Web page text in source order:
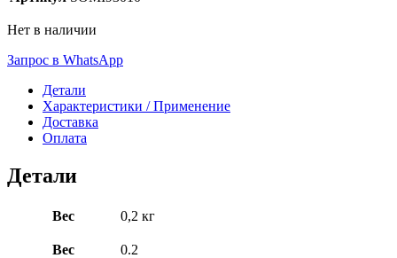
Нет в наличии
Запрос в WhatsApp
Детали
Характеристики / Применение
Доставка
Оплата
Детали
Вес 0,2 кг
Вес 0.2